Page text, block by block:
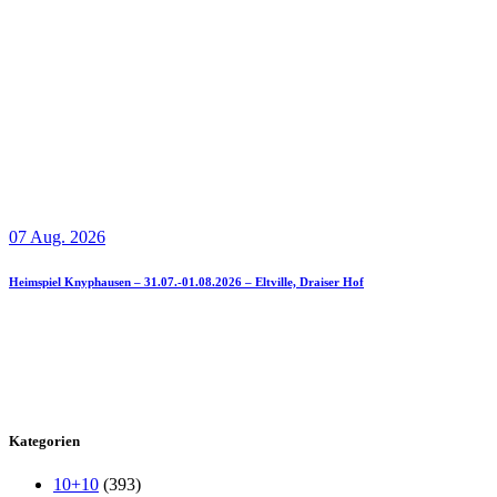
07 Aug. 2026
Heimspiel Knyphausen – 31.07.-01.08.2026 – Eltville, Draiser Hof
Kategorien
10+10 (393)